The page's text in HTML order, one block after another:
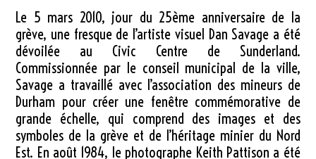
Le 5 mars 2010, jour du 25ème anniversaire de la
grève, une fresque de l’artiste visuel Dan Savage a été
dévoilée au Civic Centre de Sunderland.
Commissionnée par le conseil municipal de la ville,
Savage a travaillé avec l’association des mineurs de
Durham pour créer une fenêtre commémorative de
grande échelle, qui comprend des images et des
symboles de la grève et de l’héritage minier du Nord
Est. En août 1984, le photographe Keith Pattison a été